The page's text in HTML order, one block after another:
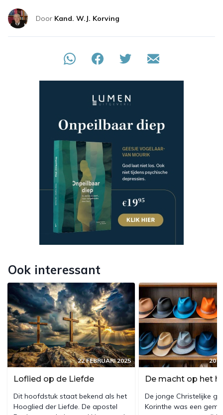
Door Kand. W.J. Korving
Ook interessant
22 FEBRUARI 2025
Loflied op de Liefde
Dit hoofdstuk staat bekend als het
Hooglied der Liefde. De apostel
20
De macht op het
De jonge Christelijke
Korinthe was een